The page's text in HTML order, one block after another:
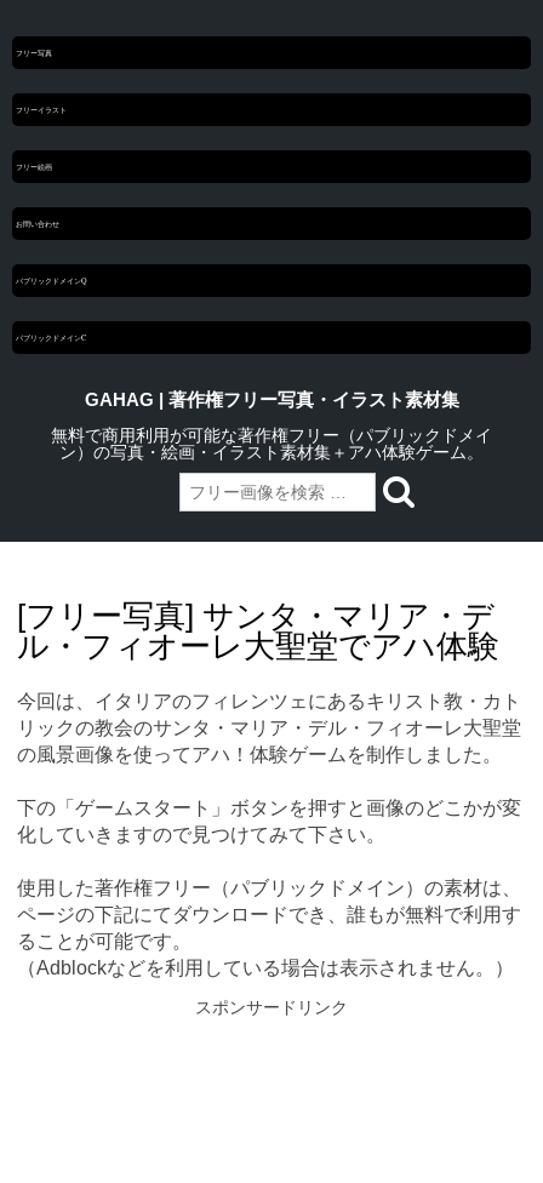
フリー写真
フリーイラスト
フリー絵画
お問い合わせ
パブリックドメインQ
パブリックドメインC
GAHAG | 著作権フリー写真・イラスト素材集
無料で商用利用が可能な著作権フリー（パブリックドメイ
ン）の写真・絵画・イラスト素材集＋アハ体験ゲーム。
content[フリー写真] サンタ・マリア・デ
ル・フィオーレ大聖堂でアハ体験
今回は、イタリアのフィレンツェにあるキリスト教・カト
リックの教会のサンタ・マリア・デル・フィオーレ大聖堂
の風景画像を使ってアハ！体験ゲームを制作しました。
下の「ゲームスタート」ボタンを押すと画像のどこかが変
化していきますので見つけてみて下さい。
使用した著作権フリー（パブリックドメイン）の素材は、
ページの下記にてダウンロードでき、誰もが無料で利用す
ることが可能です。
（Adblockなどを利用している場合は表示されません。）
スポンサードリンク